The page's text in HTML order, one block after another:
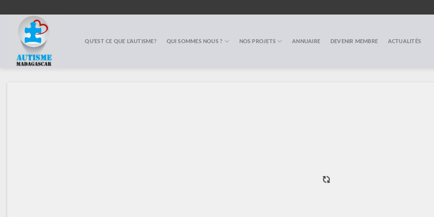
content
QU’EST CE QUE L’AUTISME? QUI SOMMES NOUS ? NOS PROJETS ANNUAIRE DEVENIR MEMBRE ACTUALITÉS